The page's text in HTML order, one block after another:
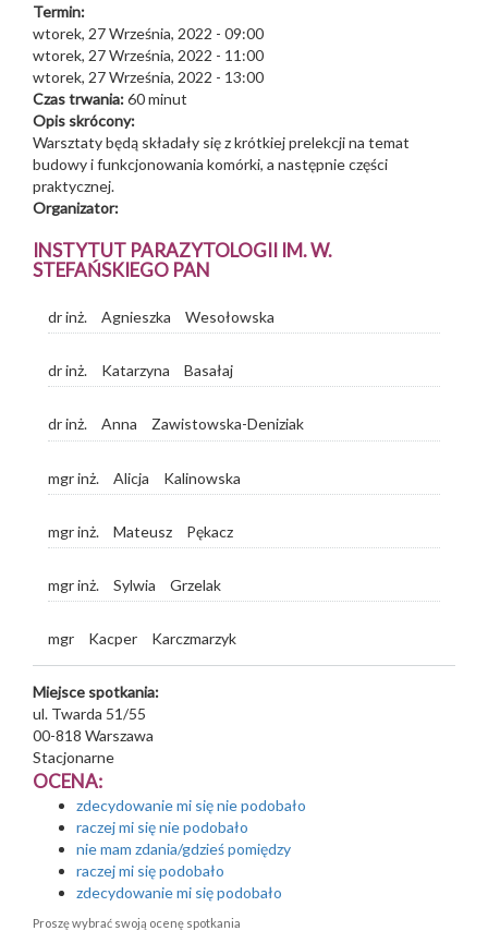
Termin:
wtorek, 27 Września, 2022 - 09:00
wtorek, 27 Września, 2022 - 11:00
wtorek, 27 Września, 2022 - 13:00
Czas trwania:60 minut
Opis skrócony:
Warsztaty będą składały się z krótkiej prelekcji na temat
budowy i funkcjonowania komórki, a następnie części
praktycznej.
Organizator:
INSTYTUT PARAZYTOLOGII IM. W.
STEFAŃSKIEGO PAN
dr inż. Agnieszka Wesołowska
dr inż. Katarzyna Basałaj
dr inż. Anna Zawistowska-Deniziak
mgr inż. Alicja Kalinowska
mgr inż. Mateusz Pękacz
mgr inż. Sylwia Grzelak
mgr Kacper Karczmarzyk
Miejsce spotkania:
ul. Twarda 51/55
00-818 Warszawa
Stacjonarne
OCENA:
zdecydowanie mi się nie podobało
raczej mi się nie podobało
nie mam zdania/gdzieś pomiędzy
raczej mi się podobało
zdecydowanie mi się podobało
Proszę wybrać swoją ocenę spotkania